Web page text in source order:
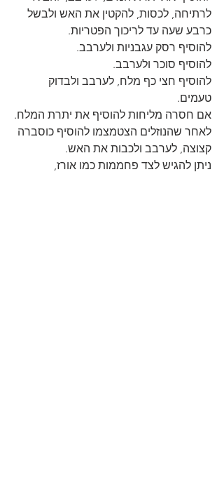
לרתיחה, לכסות, להקטין את האש ולבשל
כרבע שעה עד לריכוך הפטריות.
להוסיף רסק עגבניות ולערבב.
להוסיף סוכר ולערבב.
להוסיף חצי כף מלח, לערבב ולבדוק
טעמים.
אם חסרה מליחות להוסיף את יתרת המלח.
לאחר שהנוזלים הצטמצמו להוסיף כוסברה
קצוצה, לערבב ולכבות את האש.
ניתן להגיש לצד פחממות כמו אורז,